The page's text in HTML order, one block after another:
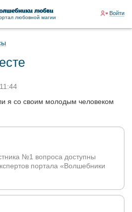
любовной магии
Войти
я со своим молодым человеком
№1 вопроса доступны
портала «Волшебники